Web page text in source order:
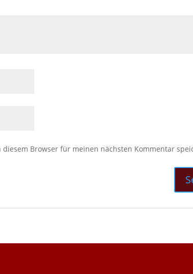
diesem Browser für meinen nächsten Kommentar